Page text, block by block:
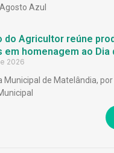
Azul
do Agricultor reúne
em homenagem ao
2026
Municipal de Matelândia,